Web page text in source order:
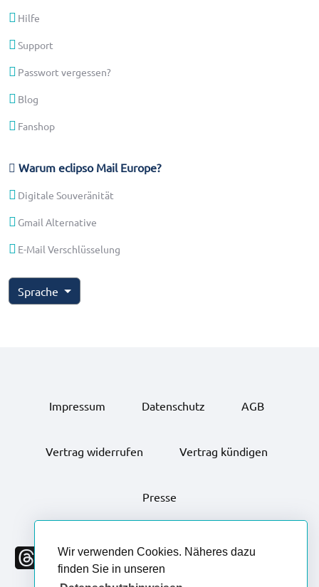
Wir verwenden Cookies. Näheres dazu
finden Sie in unseren
Hilfe
Support
Passwort vergessen?
Blog
Fanshop
Warum eclipso Mail Europe?
Digitale Souveränität
Gmail Alternative
E-Mail Verschlüsselung
Sprache
Impressum Datenschutz AGB
Vertrag widerrufen Vertrag kündigen
Presse